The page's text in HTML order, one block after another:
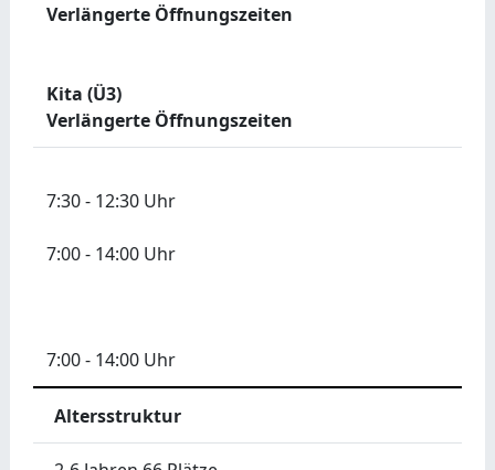
Verlängerte Öffnungszeiten
Kita (Ü3)
Verlängerte Öffnungszeiten
7:30 - 12:30 Uhr
7:00 - 14:00 Uhr
7:00 - 14:00 Uhr
Altersstruktur